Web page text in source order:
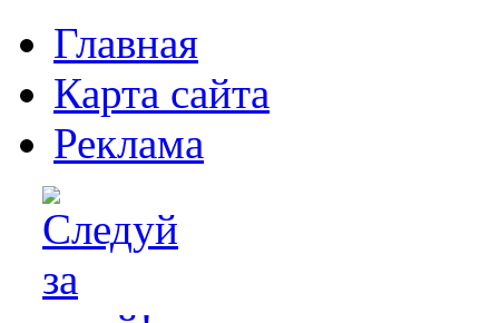
Главная
Карта сайта
Реклама